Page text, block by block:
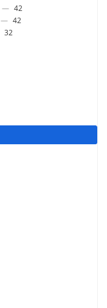
— 42
— 42
32